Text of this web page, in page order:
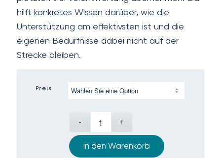
hilft konkretes Wissen darüber, wie die
Unterstützung am effektivsten ist und die
eigenen Bedürfnisse dabei nicht auf der
Strecke bleiben.
Preis
In den Warenkorb